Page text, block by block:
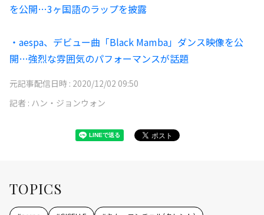
を公開…3ヶ国語のラップを披露
・aespa、デビュー曲「Black Mamba」ダンス映像を公
開…強烈な雰囲気のパフォーマンスが話題
元記事配信日時 : 2020/12/02 09:50
記者 : ハン・ジョンウォン
TOPICS